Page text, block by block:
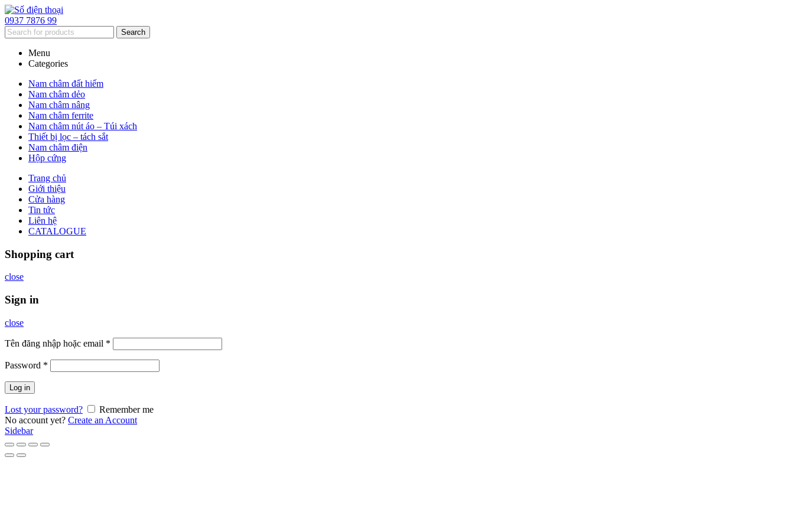
0937 7876 99
Search
Menu
Categories
Nam châm đất hiếm
Nam châm dẻo
Nam châm nâng
Nam châm ferrite
Nam châm nút áo – Túi xách
Thiết bị lọc – tách sắt
Nam châm điện
Hộp cứng
Trang chủ
Giới thiệu
Cửa hàng
Tin tức
Liên hệ
CATALOGUE
Shopping cart
close
Sign in
close
Tên đăng nhập hoặc email *
Password *
Log in
Lost your password?
Remember me
No account yet? Create an Account
Sidebar